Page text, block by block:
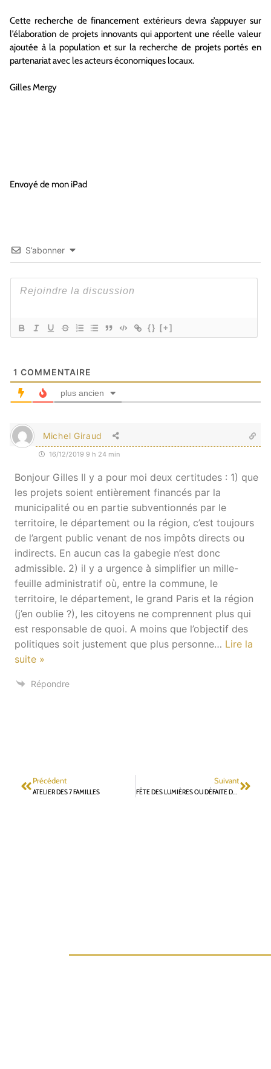
Cette recherche de financement extérieurs devra s’appuyer sur
l’élaboration de projets innovants qui apportent une réelle valeur
ajoutée à la population et sur la recherche de projets portés en
partenariat avec les acteurs économiques locaux.
Gilles Mergy
Envoyé de mon iPad
S’abonner
{} [+]
1 COMMENTAIRE
plus ancien
Michel Giraud
16/12/2019 9 h 24 min
Bonjour Gilles Il y a pour moi deux certitudes : 1) que
les projets soient entièrement financés par la
municipalité ou en partie subventionnés par le
territoire, le département ou la région, c’est toujours
de l’argent public venant de nos impôts directs ou
indirects. En aucun cas la gabegie n’est donc
admissible. 2) il y a urgence à simplifier un mille-
feuille administratif où, entre la commune, le
territoire, le département, le grand Paris et la région
(j’en oublie ?), les citoyens ne comprennent plus qui
est responsable de quoi. A moins que l’objectif des
politiques soit justement que plus personne… Lire la
suite »
Répondre
Précédent
ATELIER DES 7 FAMILLES
Suivant
FÊTE DES LUMIÈRES OU DÉFAITE DES LUMIÈRES ?